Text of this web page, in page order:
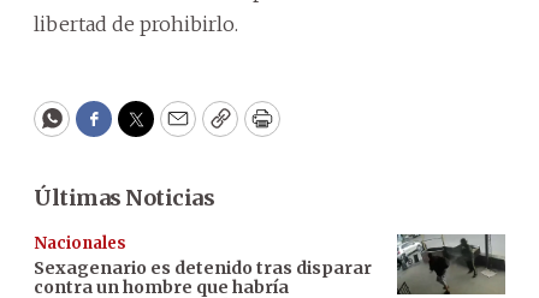
libertad de prohibirlo.
WhatsApp
Facebook
Twitter
EmailCopyPrint
Últimas Noticias
Nacionales
Sexagenario es detenido tras disparar
contra un hombre que habría